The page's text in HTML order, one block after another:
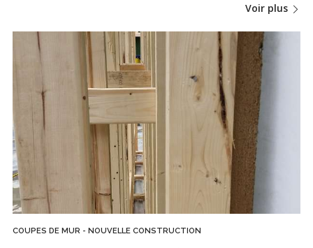
Voir plus
COUPES DE MUR - NOUVELLE CONSTRUCTION